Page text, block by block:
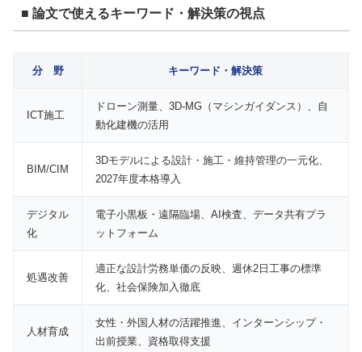
■ 論文で使えるキーワード・解決策の視点
分 野 キーワード・解決策
ICT施工
ドローン測量、3D-MG（マシンガイダンス）、自
動化建機の活用
BIM/CIM
3Dモデルによる設計・施工・維持管理の一元化、
2027年度本格導入
デジタル
化
電子小黒板・遠隔臨場、AI検査、データ共有プラ
ットフォーム
処遇改善
適正な設計労務単価の反映、週休2日工事の標準
化、社会保険加入徹底
人材育成
女性・外国人材の活躍推進、インターンシップ・
出前授業、資格取得支援